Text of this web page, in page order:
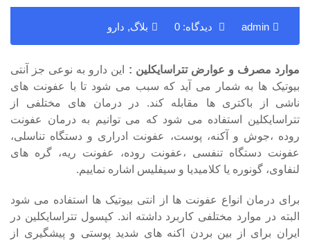
admin دیدگاه: 0 بلاگ, دارو
موارد مصرف و عوارض تتراسایکلین :
این دارو به نوعی جز آنتی
بیوتیک ها به شمار می آید که سبب می شود تا با عفونت های
ناشی از باکتری ها مقابله کند. در درمان های مختلفی از
تتراسایکلین استفاده می شود که می توانیم به درمان عفونت
روده ،جوش و آکنه، پوست، عفونت ادراری و دستگاه تناسلی،
عفونت دستگاه تنفسی ،عفونت روده، عفونت ریه، گره های
لنفاوی، گونوره یا کلامیدیا و سیفلیس اشاره نماییم.
برای درمان انواع عفونت ها از انتی بیوتیک ها استفاده می شود
البته در موارد مختلفی کاربرد داشته اند. کپسول تتراسایکلین در
ایران برای از بین بردن اکنه های شدید پوستی و پیشگیری از